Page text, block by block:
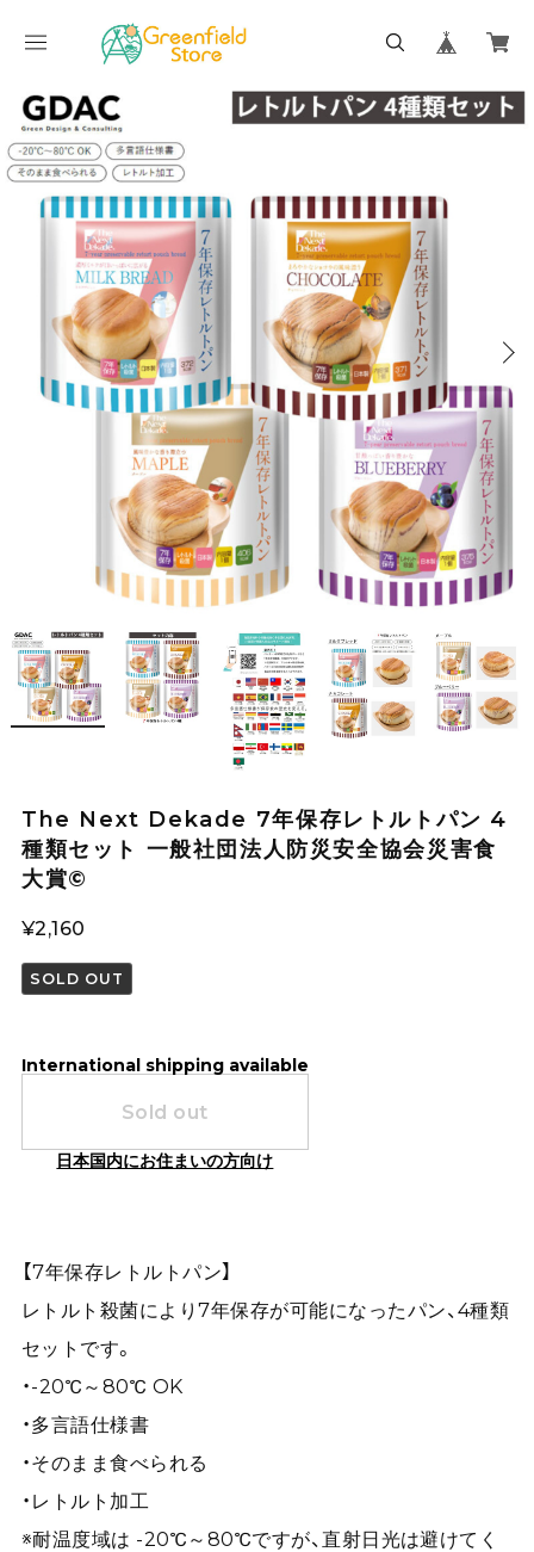
The Next Dekade 7年保存レトルトパン 4
種類セット 一般社団法人防災安全協会災害食
大賞©
¥2,160
SOLD OUT
International shipping available
Sold out
日本国内にお住まいの方向け
【7年保存レトルトパン】
レトルト殺菌により7年保存が可能になったパン、4種類
セットです。
・-20℃～80℃ OK
・多言語仕様書
・そのまま食べられる
・レトルト加工
※耐温度域は -20℃～80℃ですが、直射日光は避けてく